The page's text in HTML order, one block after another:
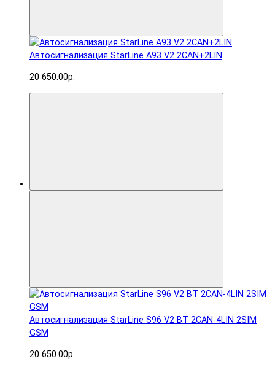
Автосигнализация StarLine A93 V2 2CAN+2LIN
20 650.00р.
Автосигнализация StarLine S96 V2 BT 2CAN-4LIN 2SIM
GSM
20 650.00р.